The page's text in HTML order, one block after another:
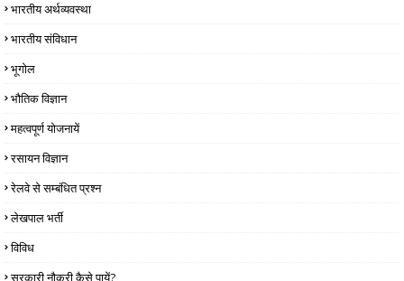
भारतीय अर्थव्यवस्था
भारतीय संविधान
भूगोल
भौतिक विज्ञान
महत्वपूर्ण योजनायें
रसायन विज्ञान
रेलवे से सम्बंधित प्रश्न
लेखपाल भर्ती
विविध
सरकारी नौकरी कैसे पायें?